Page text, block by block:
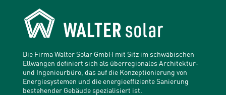
Die Firma Walter Solar GmbH mit Sitz im schwäbischen
Ellwangen definiert sich als überregionales Architektur-
und Ingenieurbüro, das auf die Konzeptionierung von
Energiesystemen und die energieeffiziente Sanierung
bestehender Gebäude spezialisiert ist.